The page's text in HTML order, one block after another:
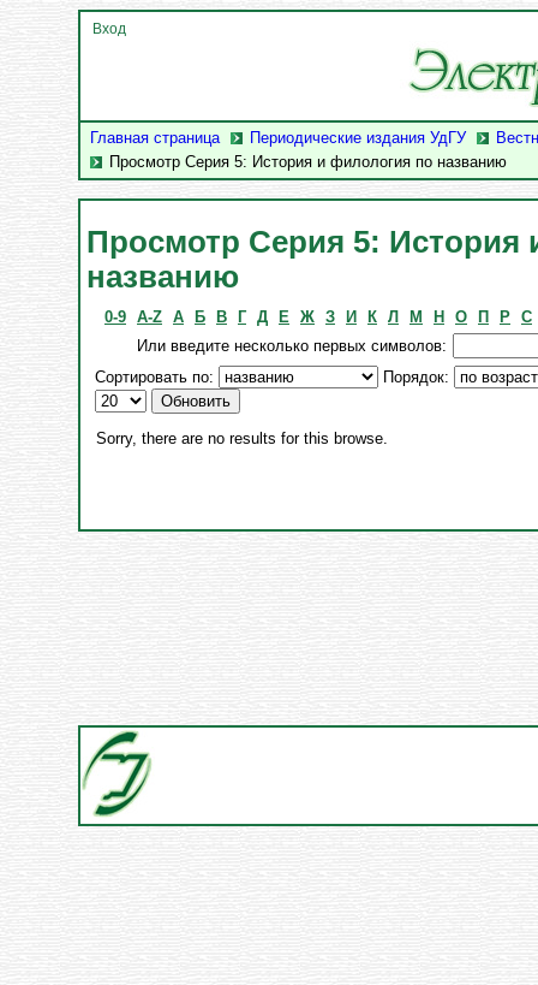
Главная страница Периодические издания УдГУ
Просмотр Серия 5: История и филология по названию
Вход
Просмотр Серия 5: История
названию
0-9 A-Z А Б В Г Д Е Ж З И К Л М Н О П Р С
Или введите несколько первых символов:
Сортировать по:
Порядок:
Sorry, there are no results for this browse.